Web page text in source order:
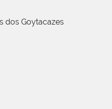
dos Goytacazes